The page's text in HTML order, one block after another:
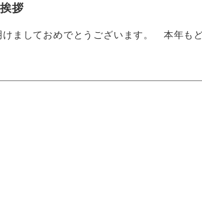
拶
しておめでとうございます。 本年もど